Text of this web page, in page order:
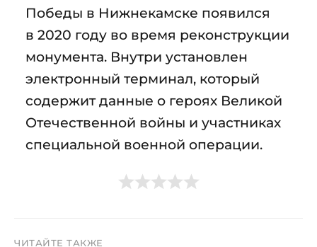
Победы в Нижнекамске появился
в 2020 году во время реконструкции
монумента. Внутри установлен
электронный терминал, который
содержит данные о героях Великой
Отечественной войны и участниках
специальной военной операции.
ЧИТАЙТЕ ТАКЖЕ